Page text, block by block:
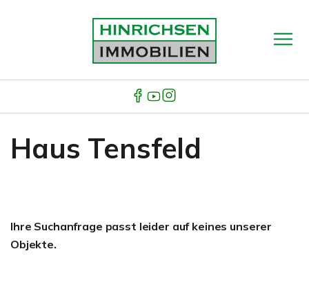
Haus Tensfeld
Ihre Suchanfrage passt leider auf keines unserer
Objekte.